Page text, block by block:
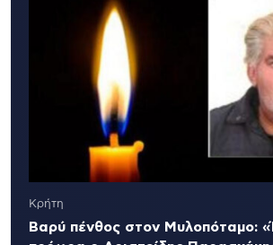
Κρήτη
Βαρύ πένθος στον Μυλοπόταμο: